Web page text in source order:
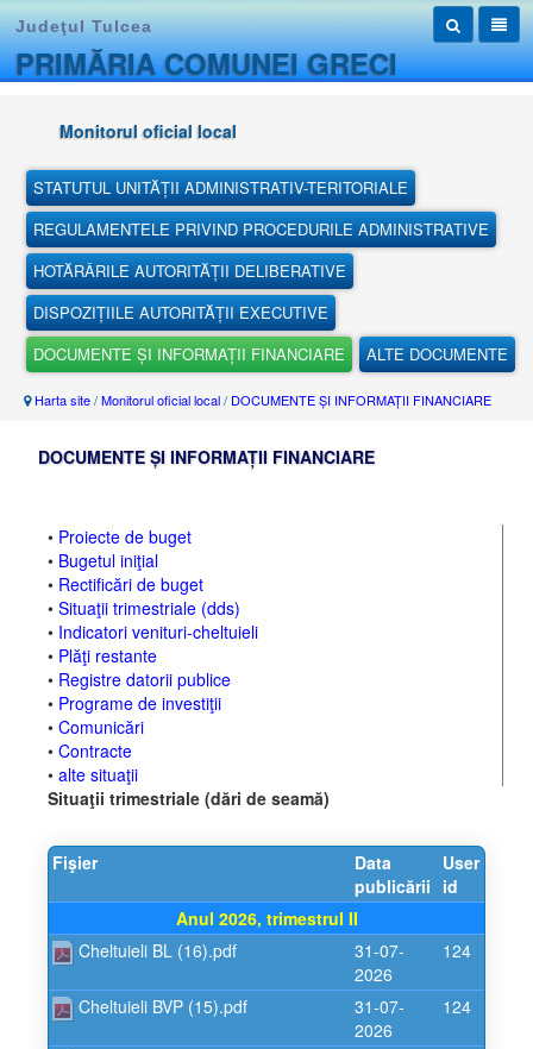
Judeţul Tulcea
PRIMĂRIA COMUNEI GRECI
Monitorul oficial local
STATUTUL UNITĂȚII ADMINISTRATIV-TERITORIALE
REGULAMENTELE PRIVIND PROCEDURILE ADMINISTRATIVE
HOTĂRÂRILE AUTORITĂȚII DELIBERATIVE
DISPOZIȚIILE AUTORITĂȚII EXECUTIVE
DOCUMENTE ȘI INFORMAȚII FINANCIARE
ALTE DOCUMENTE
Harta site/Monitorul oficial local/ DOCUMENTE ȘI INFORMAȚII FINANCIARE
DOCUMENTE ȘI INFORMAȚII FINANCIARE
• Proiecte de buget
• Bugetul iniţial
• Rectificări de buget
• Situaţii trimestriale (dds)
• Indicatori venituri-cheltuieli
• Plăţi restante
• Registre datorii publice
• Programe de investiţii
• Comunicări
• Contracte
• alte situaţii
Situaţii trimestriale (dări de seamă)
Fişier
Data
publicării
User
id
Anul 2026, trimestrul II
Cheltuieli BL (16).pdf
31-07-
2026
124
Cheltuieli BVP (15).pdf
31-07-
2026
124